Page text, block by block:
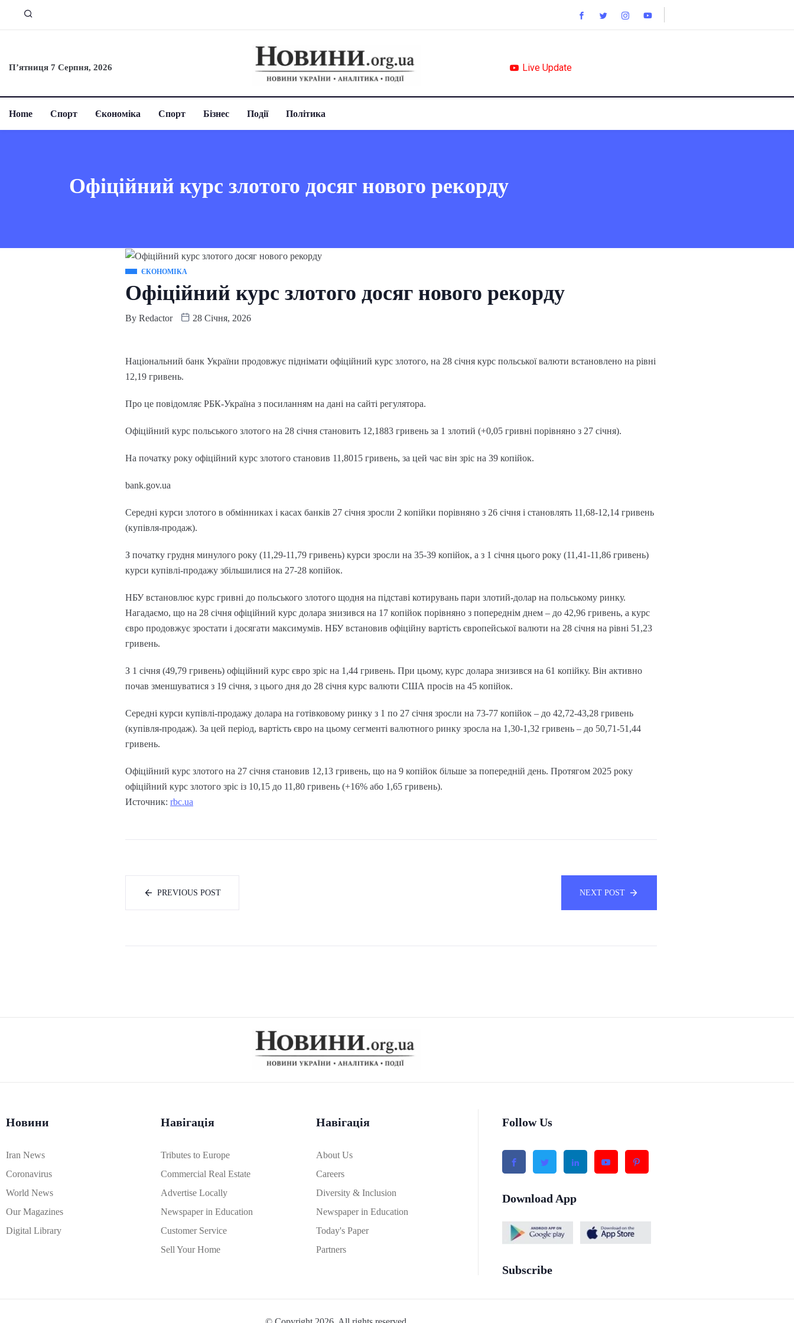
П’ятниця 7 Серпня, 2026 Live Update
Home Спорт Єкономіка Спорт Бізнес Події Політика
Офіційний курс злотого досяг нового рекорду
ЄКОНОМІКА
Офіційний курс злотого досяг нового рекорду
By Redactor 28 Січня, 2026
Національний банк України продовжує піднімати офіційний курс злотого, на 28 січня курс польської валюти встановлено на рівні
12,19 гривень.
Про це повідомляє РБК-Україна з посиланням на дані на сайті регулятора.
Офіційний курс польського злотого на 28 січня становить 12,1883 гривень за 1 злотий (+0,05 гривні порівняно з 27 січня).
На початку року офіційний курс злотого становив 11,8015 гривень, за цей час він зріс на 39 копійок.
bank.gov.ua
Середні курси злотого в обмінниках і касах банків 27 січня зросли 2 копійки порівняно з 26 січня і становлять 11,68-12,14 гривень
(купівля-продаж).
З початку грудня минулого року (11,29-11,79 гривень) курси зросли на 35-39 копійок, а з 1 січня цього року (11,41-11,86 гривень)
курси купівлі-продажу збільшилися на 27-28 копійок.
НБУ встановлює курс гривні до польського злотого щодня на підставі котирувань пари злотий-долар на польському ринку.
Нагадаємо, що на 28 січня офіційний курс долара знизився на 17 копійок порівняно з попереднім днем – до 42,96 гривень, а курс
євро продовжує зростати і досягати максимумів. НБУ встановив офіційну вартість європейської валюти на 28 січня на рівні 51,23
гривень.
З 1 січня (49,79 гривень) офіційний курс євро зріс на 1,44 гривень. При цьому, курс долара знизився на 61 копійку. Він активно
почав зменшуватися з 19 січня, з цього дня до 28 січня курс валюти США просів на 45 копійок.
Середні курси купівлі-продажу долара на готівковому ринку з 1 по 27 січня зросли на 73-77 копійок – до 42,72-43,28 гривень
(купівля-продаж). За цей період, вартість євро на цьому сегменті валютного ринку зросла на 1,30-1,32 гривень – до 50,71-51,44
гривень.
Офіційний курс злотого на 27 січня становив 12,13 гривень, що на 9 копійок більше за попередній день. Протягом 2025 року
офіційний курс злотого зріс із 10,15 до 11,80 гривень (+16% або 1,65 гривень).
Источник: rbc.ua
PREVIOUS POST NEXT POST
Новини
Iran News
Coronavirus
World News
Our Magazines
Digital Library
Навігація
Tributes to Europe
Commercial Real Estate
Advertise Locally
Newspaper in Education
Customer Service
Sell Your Home
Навігація
About Us
Careers
Diversity & Inclusion
Newspaper in Education
Today's Paper
Partners
Follow Us
Download App
Subscribe